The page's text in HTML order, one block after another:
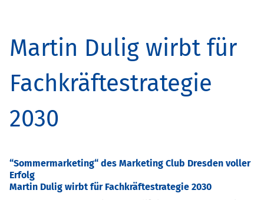
Martin Dulig wirbt für
Fachkräftestrategie
2030
“Sommermarketing“ des Marketing Club Dresden voller
Erfolg
Martin Dulig wirbt für Fachkräftestrategie 2030